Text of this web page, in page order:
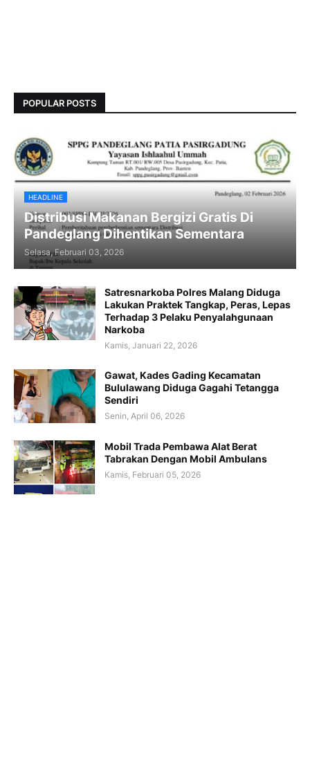
POPULAR POSTS
HEADLINE
Distribusi Makanan Bergizi Gratis Di
Pandeglang Dihentikan Sementara
Selasa, Februari 03, 2026
Satresnarkoba Polres Malang Diduga
Lakukan Praktek Tangkap, Peras, Lepas
Terhadap 3 Pelaku Penyalahgunaan
Narkoba
Kamis, Januari 22, 2026
Gawat, Kades Gading Kecamatan
Bululawang Diduga Gagahi Tetangga
Sendiri
Senin, April 06, 2026
Mobil Trada Pembawa Alat Berat
Tabrakan Dengan Mobil Ambulans
Kamis, Februari 05, 2026